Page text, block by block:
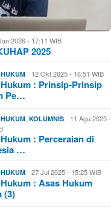
2026 - 17:11 WIB
2025
12 Okt 2025 - 16:51 WIB
: Prinsip-Prinsip
Pe…
,KOLUMNIS
11 Agu 2025 -
: Perceraian di
…
27 Jul 2025 - 15:25 WIB
: Asas Hukum
(3)